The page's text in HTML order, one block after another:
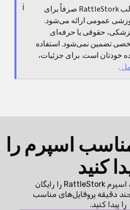
یا ناگهان شدید می‌شوند هم
مطالب RattleStork صرفاً برای
عمومی ارائه می‌شود.
حقوقی یا حرفه‌ای
تضمین نمی‌شود. استفاده
خودتان است. برای جزئیات،
.
اسپرم را
کنید
اپلیکیشن اهدای اسپرم RattleStork را رایگان
چند دقیقه پروفایل‌های مناسب
را پیدا کنید.